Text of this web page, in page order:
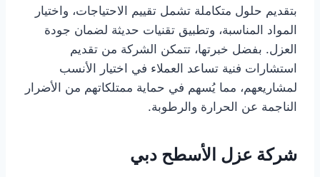
بتقديم حلول متكاملة تشمل تقييم الاحتياجات، واختيار
المواد المناسبة، وتطبيق تقنيات حديثة لضمان جودة
العزل. بفضل خبرتها، تتمكن الشركة من تقديم
استشارات فنية تساعد العملاء في اختيار الأنسب
لمشاريعهم، مما يُسهم في حماية ممتلكاتهم من الأضرار
الناجمة عن الحرارة والرطوبة.
شركة عزل الأسطح دبي